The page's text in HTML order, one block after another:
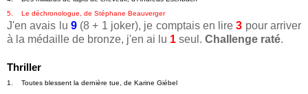
5.    Le déchronologue, de Stéphane Beauverger
J'en avais lu 9(8 + 1 joker), je comptais en lire3 pour arriver
à la médaille de bronze, j'en ai lu 1 seul. Challenge raté.
Thriller
1.    Toutes blessent la dernière tue, de Karine Giébel